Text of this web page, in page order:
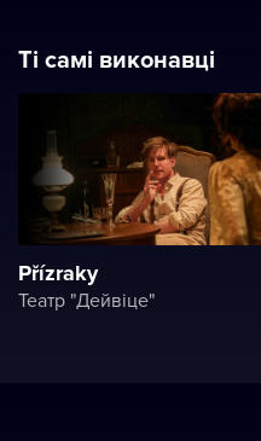
Ті самі виконавці
Přízraky
Театр "Дейвіце"